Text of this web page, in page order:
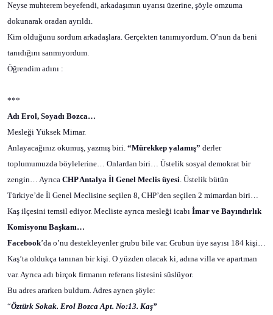
Neyse muhterem beyefendi, arkadaşımın uyarısı üzerine, şöyle omzuma
dokunarak oradan ayrıldı.
Kim olduğunu sordum arkadaşlara. Gerçekten tanımıyordum. O’nun da beni
tanıdığını sanmıyordum.
Öğrendim adını :
***
Adı Erol, Soyadı Bozca…
Mesleği Yüksek Mimar.
Anlayacağınız okumuş, yazmış biri. “Mürekkep yalamış” derler
toplumumuzda böylelerine… Onlardan biri… Üstelik sosyal demokrat bir
zengin… Ayrıca CHP Antalya İl Genel Meclis üyesi. Üstelik bütün
Türkiye’de İl Genel Meclisine seçilen 8, CHP’den seçilen 2 mimardan biri…
Kaş ilçesini temsil ediyor. Mecliste ayrıca mesleği icabı İmar ve Bayındırlık
Komisyonu Başkanı…
Facebook’da o’nu destekleyenler grubu bile var. Grubun üye sayısı 184 kişi…
Kaş’ta oldukça tanınan bir kişi. O yüzden olacak ki, adına villa ve apartman
var. Ayrıca adı birçok firmanın referans listesini süslüyor.
Bu adres ararken buldum. Adres aynen şöyle:
“Öztürk Sokak. Erol Bozca Apt. No:13. Kaş”